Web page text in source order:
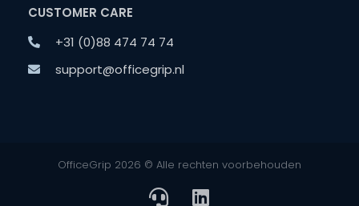
CUSTOMER CARE
+31 (0)88 474 74 74
support@officegrip.nl
OfficeGrip 2026 © Alle rechten voorbehouden